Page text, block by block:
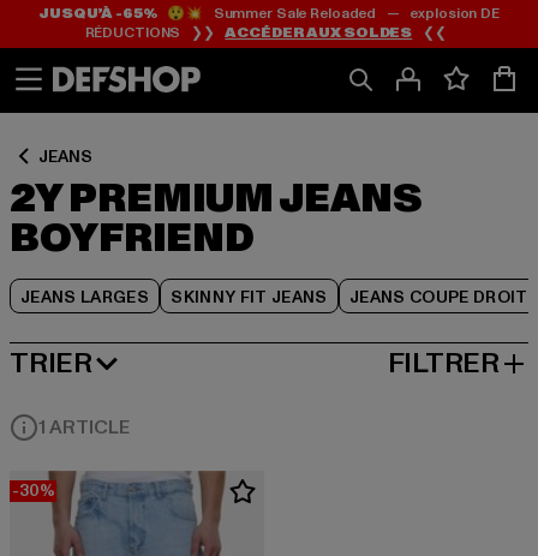
Passer
au
Passer
au
de
JUSQU’À -65%😲💥 Summer Sale Reloaded — explosion DE
RÉDUCTIONS ❯❯ACCÉDER AUX SOLDES ❮❮
JEANS
2Y PREMIUM JEANS
BOYFRIEND
JEANS LARGES SKINNY FIT JEANS JEANS COUPE DROITE
Passer
au
de
TRIER
MEILLEURES VENTES FILTRER
1 ARTICLE
-30%